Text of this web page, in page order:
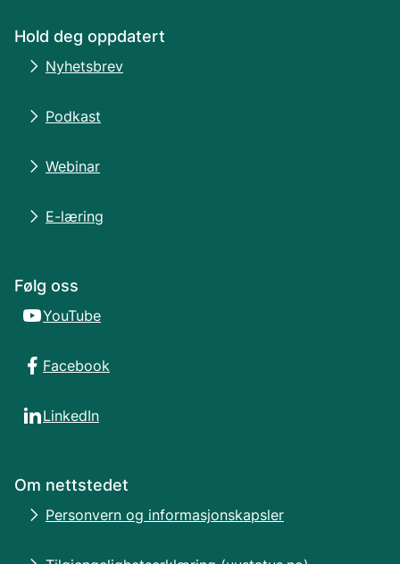
Hold deg oppdatert
Nyhetsbrev
Podkast
Webinar
E-læring
Følg oss
YouTube
Facebook
LinkedIn
Om nettstedet
Personvern og informasjonskapsler